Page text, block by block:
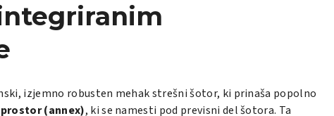
izjemno robusten mehak strešni šotor, ki prinaša popolno
(annex), ki se namesti pod previsni del šotora. Ta